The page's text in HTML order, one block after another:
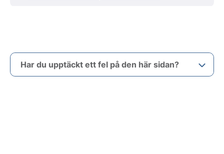
Har du upptäckt ett fel på den här sidan?